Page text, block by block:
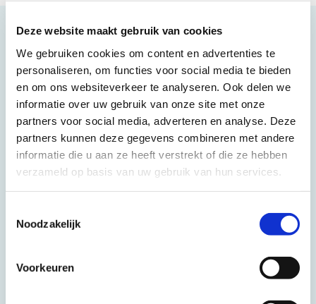
Deze website maakt gebruik van cookies
We gebruiken cookies om content en advertenties te
personaliseren, om functies voor social media te bieden
en om ons websiteverkeer te analyseren. Ook delen we
informatie over uw gebruik van onze site met onze
partners voor social media, adverteren en analyse. Deze
partners kunnen deze gegevens combineren met andere
informatie die u aan ze heeft verstrekt of die ze hebben
verzameld op basis van uw gebruik van hun services.
Noodzakelijk
Voorkeuren
miljoen bezoekers: het verhaal van